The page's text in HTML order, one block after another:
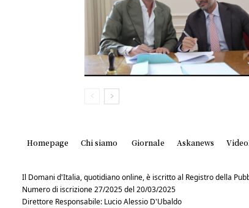
Homepage Chi siamo Giornale Askanews
Il Domani d'Italia, quotidiano online, è iscritto al Registro della
Numero di iscrizione 27/2025 del 20/03/2025
Direttore Responsabile: Lucio Alessio D'Ubaldo